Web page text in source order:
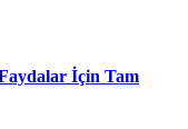
İçin Tam